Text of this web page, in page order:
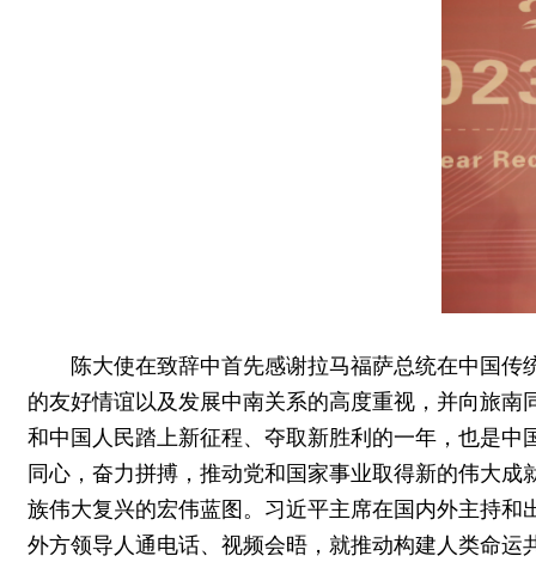
陈大使在致辞中首先感谢拉马福萨总统在中国
的友好情谊以及发展中南关系的高度重视，并向旅
和中国人民踏上新征程、夺取新胜利的一年，也是
同心，奋力拼搏，推动党和国家事业取得新的伟大
族伟大复兴的宏伟蓝图。习近平主席在国内外主持
外方领导人通电话、视频会晤，就推动构建人类命运